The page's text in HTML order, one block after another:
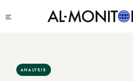
转
ANALYSIS